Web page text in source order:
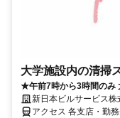
大学施設内の清掃
★午前7時から3時間のみ
か？★
新日本ビルサービス
アクセス 各支店・勤